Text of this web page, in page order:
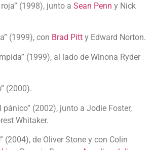
(1998), junto a Sean Penn y Nick
(1999), con Brad Pitt y Edward Norton.
(1999), al lado de Winona Ryder
(2000).
(2002), junto a Jodie Foster,
Whitaker.
(2004), de Oliver Stone y con Colin